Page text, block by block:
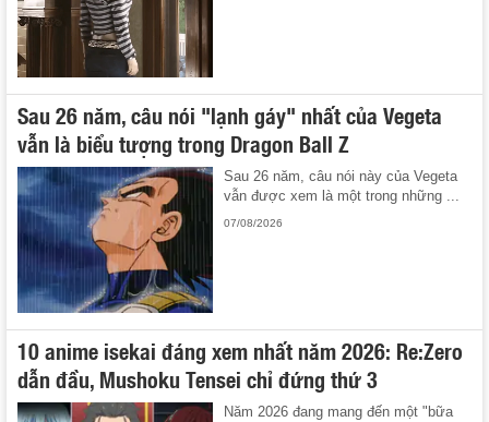
Sau 26 năm, câu nói "lạnh gáy" nhất của Vegeta
vẫn là biểu tượng trong Dragon Ball Z
Sau 26 năm, câu nói này của Vegeta
vẫn được xem là một trong những ...
07/08/2026
10 anime isekai đáng xem nhất năm 2026: Re:Zero
dẫn đầu, Mushoku Tensei chỉ đứng thứ 3
Năm 2026 đang mang đến một "bữa